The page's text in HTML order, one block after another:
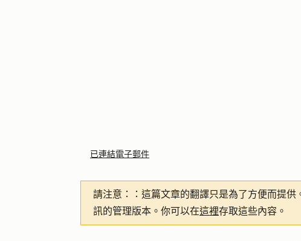
已連結電子郵件
請注意：
：這篇文章的翻譯只是為了方便而提
訊的管理版本。你可以在這裡存取這些內容。